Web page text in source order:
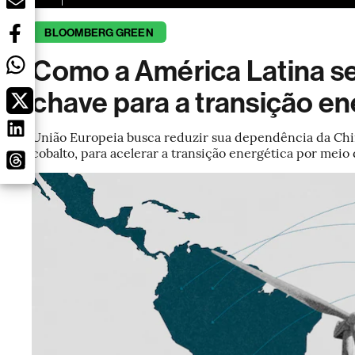
BLOOMBERG GREEN
Como a América Latina
chave para a transição
União Europeia busca reduzir sua dependência da
cobalto, para acelerar a transição energética por